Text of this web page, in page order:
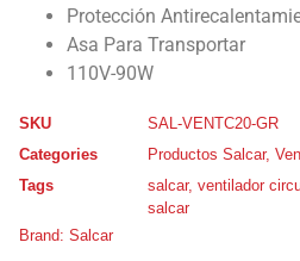
Protección
Asa Para Transportar
110V-90W
SKU
SAL-VENTC20-GR
Categories
Productos Salcar,
Tags
salcar, ventilador
salcar
Brand: Salcar